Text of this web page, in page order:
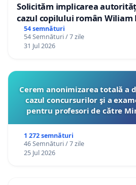
Solicităm implicarea
cazul copilului român Wiliam
Gheorghe, aflat în plasament
12 ani
54 semnături
54 Semnături / 7 zile
31 Jul 2026
Cerem anonimizarea totală a
cazul concursurilor şi a
pentru profesori de către
1 272 semnături
46 Semnături / 7 zile
25 Jul 2026